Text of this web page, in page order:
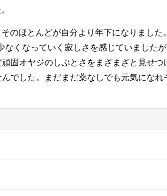
のほとんどが自分より年下になりました
くなっていく寂しさを感じていました
固オヤジのしぶとさをまざまざと見せつ
でした。まだまだ薬なしでも元気になれ